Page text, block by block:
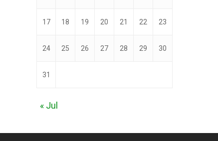
17 18 19 20 21 22 23
24 25 26 27 28 29 30
31
« Jul